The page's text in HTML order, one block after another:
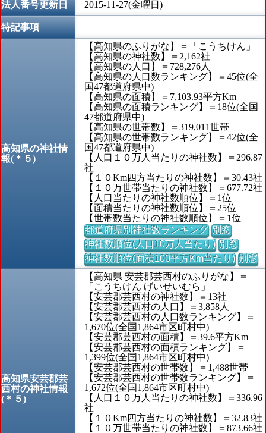
法人番号更新日 2015-11-27(金曜日)
特記事項
高知県の神社情
報(＊５)
【高知県のふりがな】＝「こうちけん」
【高知県の神社数】＝2,162社
【高知県の人口】＝728,276人
【高知県の人口数ランキング】＝45位(全
国47都道府県中)
【高知県の面積】＝7,103.93平方Km
【高知県の面積ランキング】＝18位(全国
47都道府県中)
【高知県の世帯数】＝319,011世帯
【高知県の世帯数ランキング】＝42位(全
国47都道府県中)
【人口１０万人当たりの神社数】＝296.87
社
【１０Km四方当たりの神社数】＝30.43社
【１０万世帯当たりの神社数】＝677.72社
【人口当たりの神社数順位】＝1位
【面積当たりの神社数順位】＝25位
【世帯数当たりの神社数順位】＝1位
都道府県別神社数ランキング 別窓
神社数順位(人口10万人当たり) 別窓
神社数順位(面積100平方Km当たり) 別窓
高知県安芸郡芸
西村の神社情報
(＊５)
【高知県 安芸郡芸西村のふりがな】＝
「こうちけん げいせいむら」
【安芸郡芸西村の神社数】＝13社
【安芸郡芸西村の人口】＝3,858人
【安芸郡芸西村の人口数ランキング】＝
1,670位(全国1,864市区町村中)
【安芸郡芸西村の面積】＝39.6平方Km
【安芸郡芸西村の面積ランキング】＝
1,399位(全国1,864市区町村中)
【安芸郡芸西村の世帯数】＝1,488世帯
【安芸郡芸西村の世帯数ランキング】＝
1,672位(全国1,864市区町村中)
【人口１０万人当たりの神社数】＝336.96
社
【１０Km四方当たりの神社数】＝32.83社
【１０万世帯当たりの神社数】＝873.66社